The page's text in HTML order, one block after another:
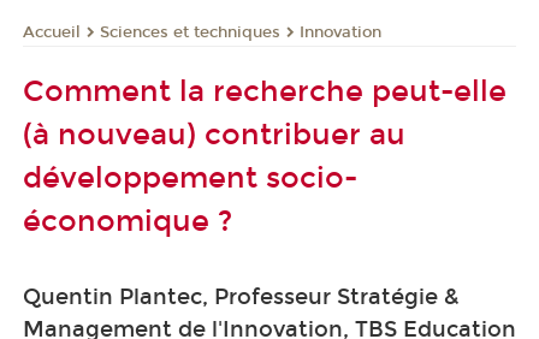
Accueil Sciences et techniques Innovation
Comment la recherche peut-elle
(à nouveau) contribuer au
développement socio-
économique ?
Quentin Plantec, Professeur Stratégie &
Management de l'Innovation, TBS Education